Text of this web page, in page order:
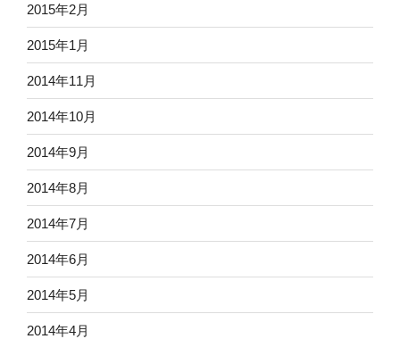
2015年2月
2015年1月
2014年11月
2014年10月
2014年9月
2014年8月
2014年7月
2014年6月
2014年5月
2014年4月